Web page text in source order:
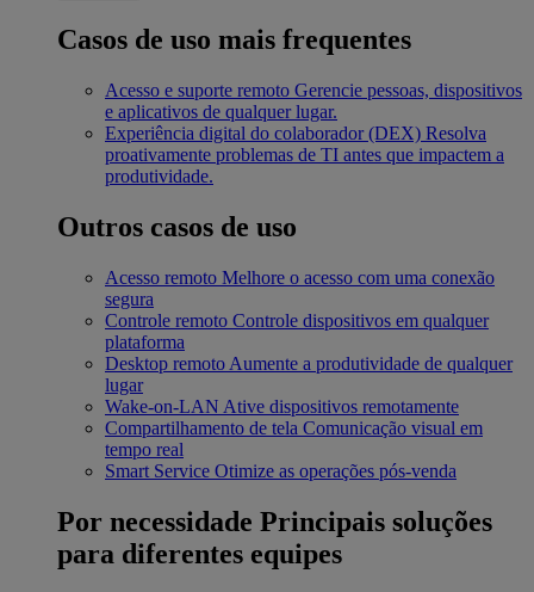
Casos de uso mais frequentes
Acesso e suporte remoto Gerencie pessoas, dispositivos
e aplicativos de qualquer lugar.
Experiência digital do colaborador (DEX) Resolva
proativamente problemas de TI antes que impactem a
produtividade.
Outros casos de uso
Acesso remoto Melhore o acesso com uma conexão
segura
Controle remoto Controle dispositivos em qualquer
plataforma
Desktop remoto Aumente a produtividade de qualquer
lugar
Wake-on-LAN Ative dispositivos remotamente
Compartilhamento de tela Comunicação visual em
tempo real
Smart Service Otimize as operações pós-venda
Por necessidade Principais soluções
para diferentes equipes